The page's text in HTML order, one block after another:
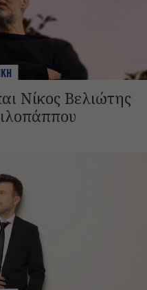
Νίκος Βελιώτης